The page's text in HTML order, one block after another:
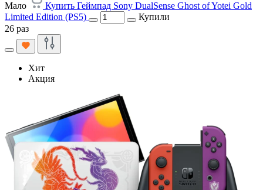
Мало
Купить Геймпад Sony DualSense Ghost of Yotei Gold
Limited Edition (PS5)
Купили
26 раз
Хит
Акция